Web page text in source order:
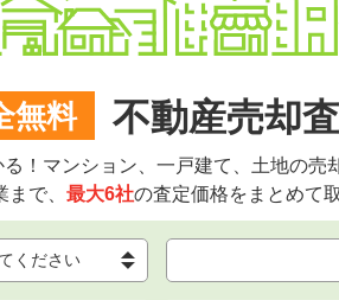
無料 不動産売却
！マンション、一戸建て、土地の売
で、 最大6社の査定価格をまとめて